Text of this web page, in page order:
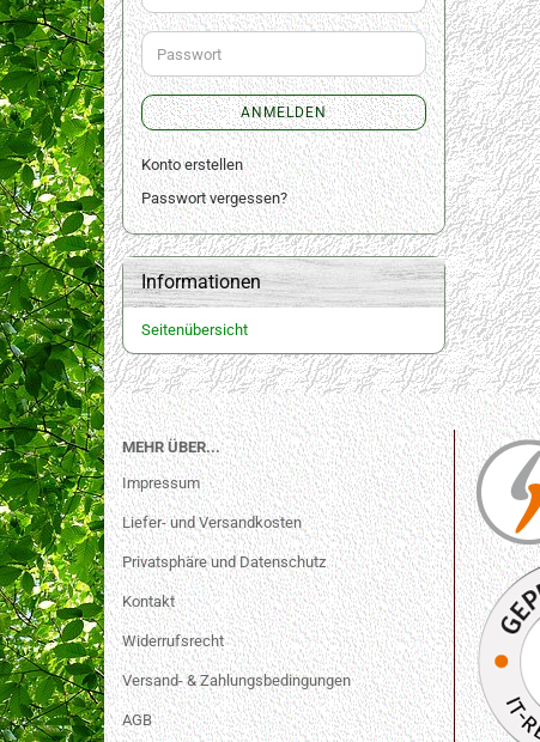
Mail-
Adresse
Passwort
ANMELDEN
Konto erstellen
Passwort vergessen?
Informationen
Seitenübersicht
MEHR ÜBER...
Impressum
Liefer- und Versandkosten
Privatsphäre und Datenschutz
Kontakt
Widerrufsrecht
Versand- & Zahlungsbedingungen
AGB